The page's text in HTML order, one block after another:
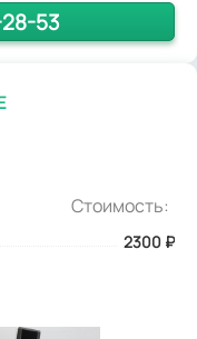
53
Стоимость:
2300 ₽